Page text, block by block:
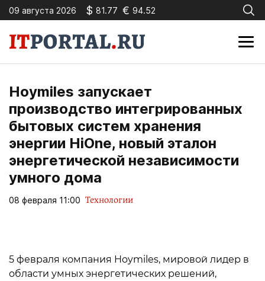
09 августа 2026 $ 81.77 € 94.52
Hoymiles запускает
производство интегрированных
бытовых систем хранения
энергии HiOne, новый эталон
энергетической независимости
умного дома
08 февраля 11:00 Технологии
5 февраля компания Hoymiles, мировой лидер в
области умных энергетических решений,